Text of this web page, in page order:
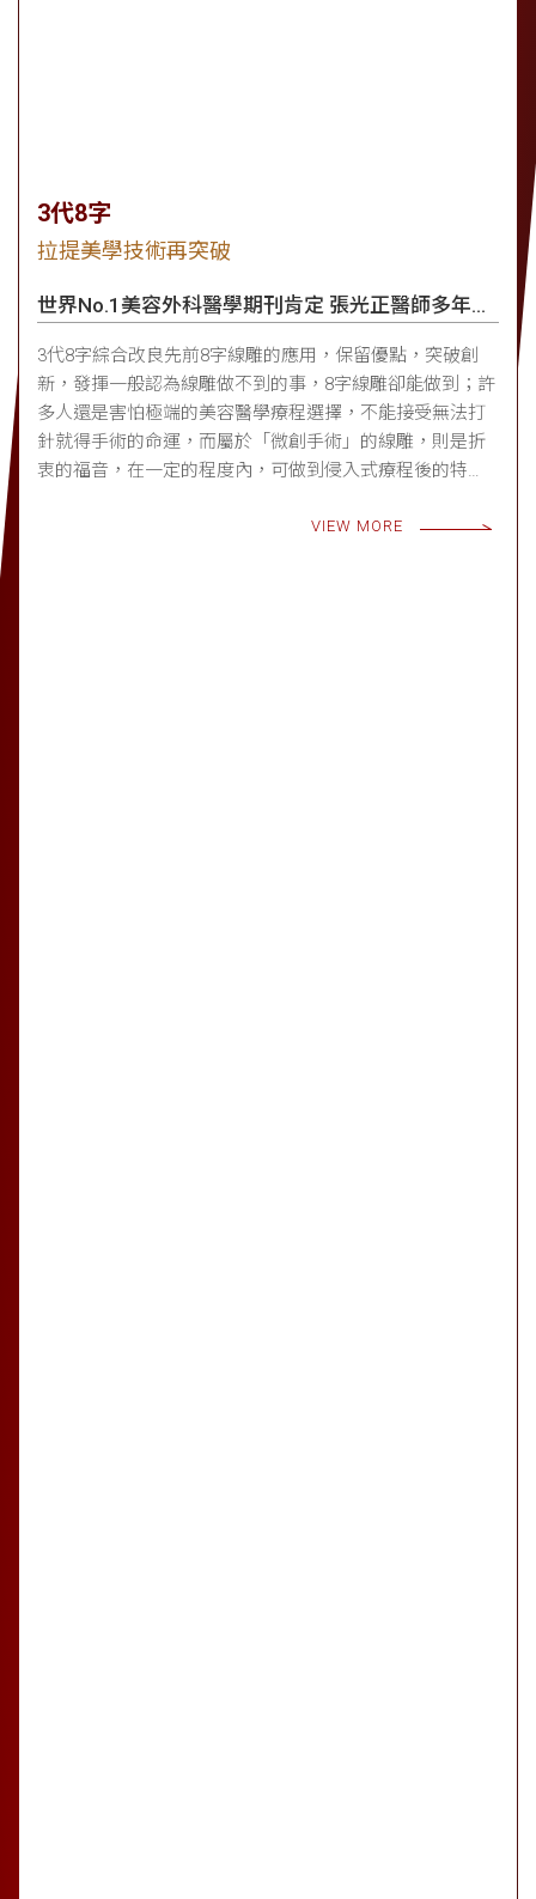
3代8字
拉提美學技術再突破
世界No.1美容外科醫學期刊肯定 張光正醫師多年研
3代8字綜合改良先前8字線雕的應用，保留優點，突破創
新，發揮一般認為線雕做不到的事，8字線雕卻能做到；許
多人還是害怕極端的美容醫學療程選擇，不能接受無法打
針就得手術的命運，而屬於「微創手術」的線雕，則是折
衷的福音，在一定的程度內，可做到侵入式療程後的特
VIEW MORE